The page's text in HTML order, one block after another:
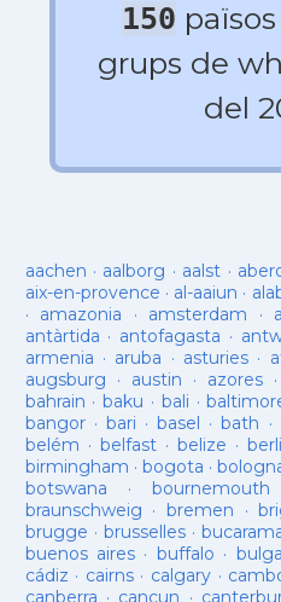
150
grups de
del
aachen · aalborg · aalst ·
aix-en-provence · al-aaiun ·
· amazonia · amsterdam ·
antàrtida · antofagasta ·
armenia · aruba · asturies·
augsburg · austin · azores
bahrain ·baku · bali ·
bangor· bari ·basel ·bath ·
belém · belfast· belize ·
birmingham · bogota ·
botswana · bournemouth
braunschweig · bremen ·
brugge · brusselles·
buenos aires· buffalo ·
cádiz · cairns· calgary ·
canberra · cancun ·